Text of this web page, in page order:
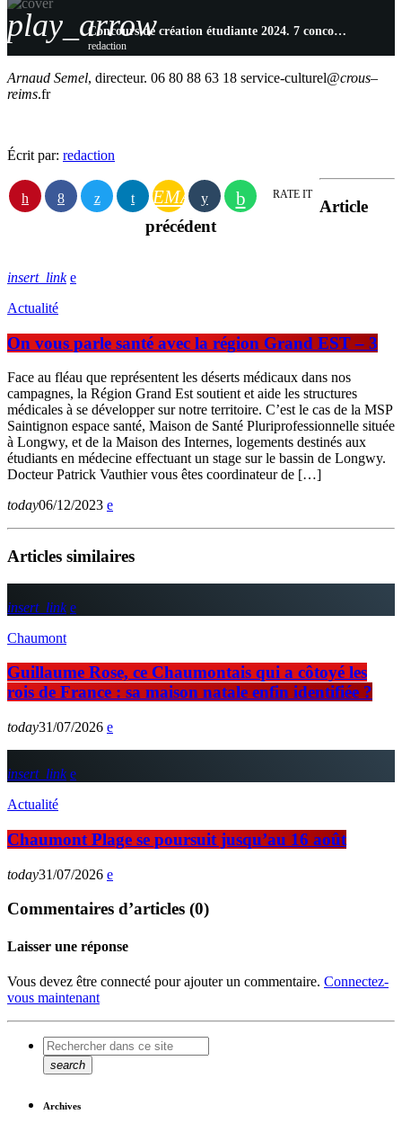
play_arrow Concours de création étudiante 2024. 7 concours pour 7 disciplines
redaction
Arnaud Semel, directeur. 06 80 88 63 18 service-culturel@crous–
reims.fr
Écrit par: redaction
EMAIL RATE IT
Article
précédent
insert_link
Actualité
On vous parle santé avec la région Grand EST – 3
Face au fléau que représentent les déserts médicaux dans nos
campagnes, la Région Grand Est soutient et aide les structures
médicales à se développer sur notre territoire. C’est le cas de la MSP
Saintignon espace santé, Maison de Santé Pluriprofessionnelle située
à Longwy, et de la Maison des Internes, logements destinés aux
étudiants en médecine effectuant un stage sur le bassin de Longwy.
Docteur Patrick Vauthier vous êtes coordinateur de […]
today06/12/2023
Articles similaires
insert_link
Chaumont
Guillaume Rose, ce Chaumontais qui a côtoyé les
rois de France : sa maison natale enfin identifiée ?
today31/07/2026
insert_link
Actualité
Chaumont Plage se poursuit jusqu’au 16 août
today31/07/2026
Commentaires d’articles (0)
Laisser une réponse
Vous devez être connecté pour ajouter un commentaire. Connectez-
vous maintenant
search
Archives